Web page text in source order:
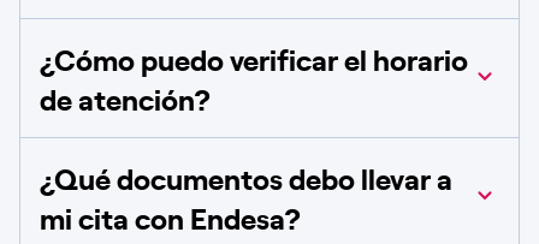
¿Cómo puedo verificar el horario
de atención?
¿Qué documentos debo llevar a
mi cita con Endesa?